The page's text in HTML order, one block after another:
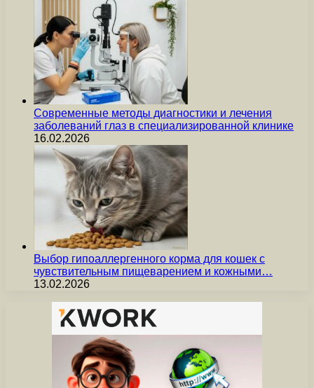
Современные методы диагностики и лечения
заболеваний глаз в специализированной клинике
16.02.2026
Выбор гипоаллергенного корма для кошек с
чувствительным пищеварением и кожными…
13.02.2026